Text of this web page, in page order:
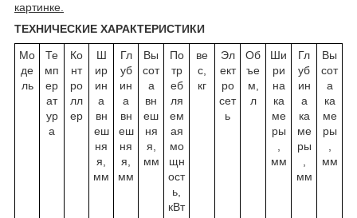
картинке.
ТЕХНИЧЕСКИЕ ХАРАКТЕРИСТИКИ
Мо
де
ль
Те
мп
ер
ат
ур
а
Ко
нт
ро
лл
ер
Ш
ир
ин
а
вн
еш
ня
я,
мм
Гл
уб
ин
а
вн
еш
ня
я,
мм
Вы
сот
а
вн
еш
ня
я,
мм
По
тр
еб
ля
ем
ая
мо
щн
ост
ь,
кВт
ве
с,
кг
Эл
ект
ро
сет
ь
Об
ъе
м,
л
Ши
ри
на
ка
ме
ры
,
мм
Гл
уб
ин
а
ка
ме
ры
,
мм
Вы
сот
а
ка
ме
ры
,
мм